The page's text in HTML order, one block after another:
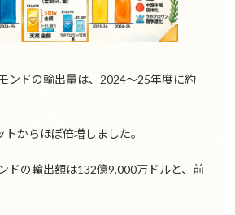
ンドの輸出量は、2024〜25年度に約
からほぼ倍増しました。
ドの輸出額は132億9,000万ドルと、前